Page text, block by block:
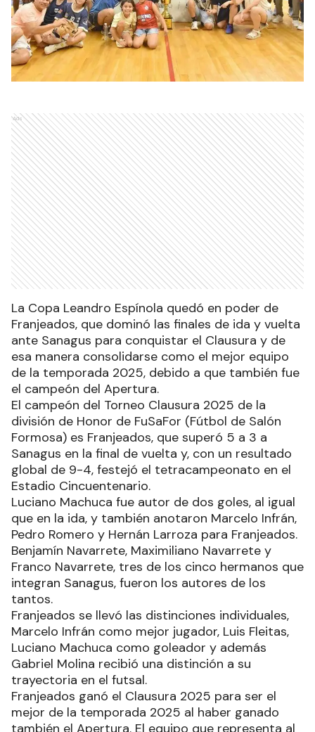
Ads
La Copa Leandro Espínola quedó en poder de
Franjeados, que dominó las finales de ida y vuelta
ante Sanagus para conquistar el Clausura y de
esa manera consolidarse como el mejor equipo
de la temporada 2025, debido a que también fue
el campeón del Apertura.
El campeón del Torneo Clausura 2025 de la
división de Honor de FuSaFor (Fútbol de Salón
Formosa) es Franjeados, que superó 5 a 3 a
Sanagus en la final de vuelta y, con un resultado
global de 9-4, festejó el tetracampeonato en el
Estadio Cincuentenario.
Luciano Machuca fue autor de dos goles, al igual
que en la ida, y también anotaron Marcelo Infrán,
Pedro Romero y Hernán Larroza para Franjeados.
Benjamín Navarrete, Maximiliano Navarrete y
Franco Navarrete, tres de los cinco hermanos que
integran Sanagus, fueron los autores de los
tantos.
Franjeados se llevó las distinciones individuales,
Marcelo Infrán como mejor jugador, Luis Fleitas,
Luciano Machuca como goleador y además
Gabriel Molina recibió una distinción a su
trayectoria en el futsal.
Franjeados ganó el Clausura 2025 para ser el
mejor de la temporada 2025 al haber ganado
también el Apertura. El equipo que representa al